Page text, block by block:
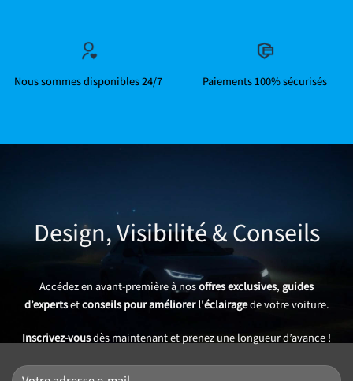
Nous sommes disponibles 24/7 Paiements 100% sécurisés
Design, Visibilité & Conseils
Accédez en avant-première à nosoffres exclusives, guides
d’expertsetconseils pour améliorer l'éclairagede votre voiture.
Inscrivez-vousdès maintenant et prenez une longueur d’avance !